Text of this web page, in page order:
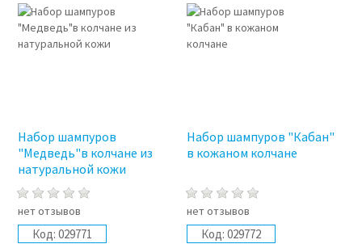
Набор шампуров
"Медведь"в колчане из
натуральной кожи
нет отзывов
Код: 029771
Набор шампуров "Кабан"
в кожаном колчане
нет отзывов
Код: 029772